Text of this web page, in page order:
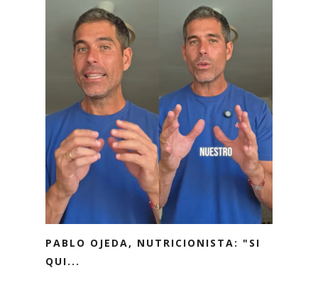
PABLO OJEDA, NUTRICIONISTA: "SI
QUI...